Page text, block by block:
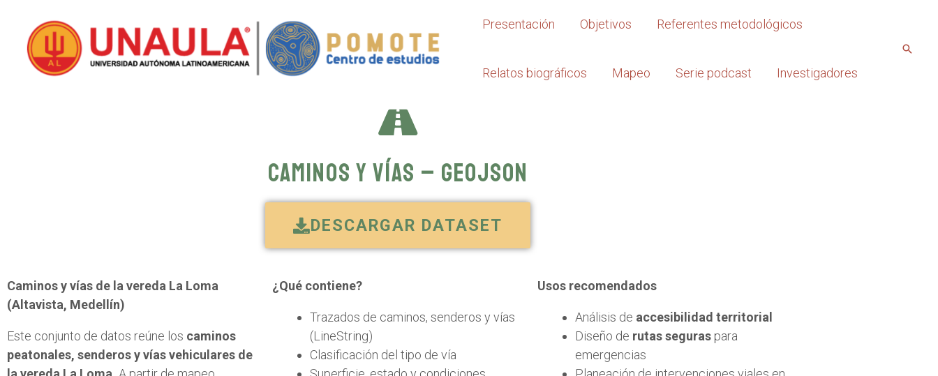
Presentación Objetivos Referentes metodológicos
Relatos biográficos Mapeo Serie podcast Investigadores
Caminos y vías – GeoJSON
DESCARGAR DATASET
Caminos y vías de la vereda La Loma
(Altavista, Medellín)
Este conjunto de datos reúne los caminos
peatonales, senderos y vías vehiculares de
¿Qué contiene?
Trazados de caminos, senderos y vías
(LineString)
Clasificación del tipo de vía
Usos recomendados
Análisis de accesibilidad territorial
Diseño de rutas seguraspara
emergencias